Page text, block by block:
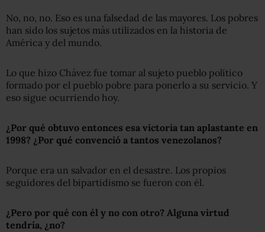
No, no, no. Eso es una falsedad de las mayores. Los pobres
han sido los sujetos más utilizados en la historia de
América y del mundo.
Lo que hizo Chávez fue tomar al sujeto pueblo político
formado por el pueblo pobre para ponerlo a su servicio. Y
eso sigue ocurriendo hoy.
¿Por qué obtuvo entonces esa victoria tan aplastante en
1998? ¿Por qué convenció a tantos venezolanos?
Porque era un salvador en el desastre. Los propios
seguidores del bipartidismo se fueron con él.
¿Pero por qué con él y no con otro? Alguna virtud
tendría, ¿no?